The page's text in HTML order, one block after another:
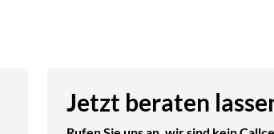
Jetzt beraten